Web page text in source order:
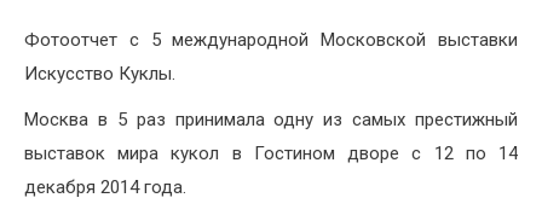
Хобби
Красота
Недвижимость
Фотоотчет с 5 международной Московской выставки
Искусство Куклы.
Москва в 5 раз принимала одну из самых престижный
выставок мира кукол в Гостином дворе с 12 по 14
декабря 2014 года.